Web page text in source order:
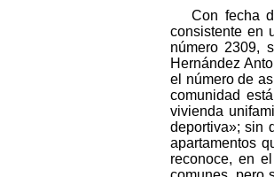
Con fecha
consistente en
número 2309,
Hernández
el número de
comunidad
vivienda
deportiva»; sin
apartamentos
reconoce, en